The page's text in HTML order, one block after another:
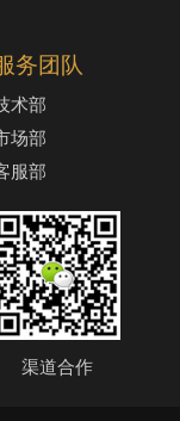
务团队
术部
场部
服部
渠道合作